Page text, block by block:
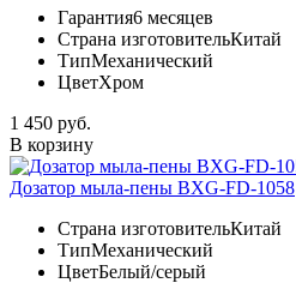
Гарантия6 месяцев
Страна изготовительКитай
ТипМеханический
ЦветХром
1 450 руб.
В корзину
Дозатор мыла-пены BXG-FD-1058
Страна изготовительКитай
ТипМеханический
ЦветБелый/серый